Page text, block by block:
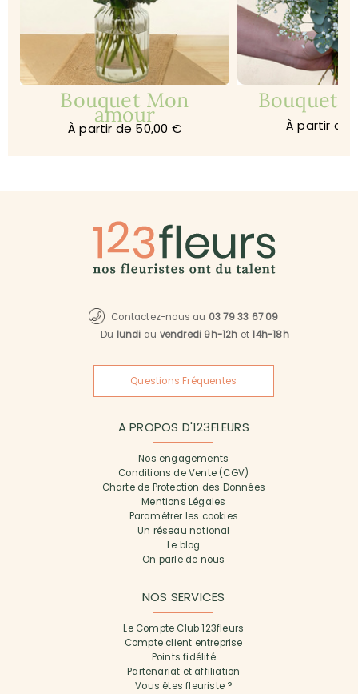
Bouquet Mon
amour
À partir de 50,00 €
Bouquet
À partir de
Contactez-nous au 03 79 33 67 09
Du lundi au vendredi 9h-12h et14h-18h
Questions Fréquentes
A PROPOS D'123FLEURS
Nos engagements
Conditions de Vente (CGV)
Charte de Protection des Données
Mentions Légales
Paramétrer les cookies
Un réseau national
Le blog
On parle de nous
NOS SERVICES
Le Compte Club 123fleurs
Compte client entreprise
Points fidélité
Partenariat et affiliation
Vous êtes fleuriste ?